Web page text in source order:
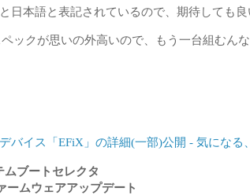
日本語と表記されているので、期待しても良
ックが思いの外高いので、もう一台組むん
バイス「EFiX」の詳細(一部)公開 - 気にな
ブートセレクタ
ームウェアアップデート